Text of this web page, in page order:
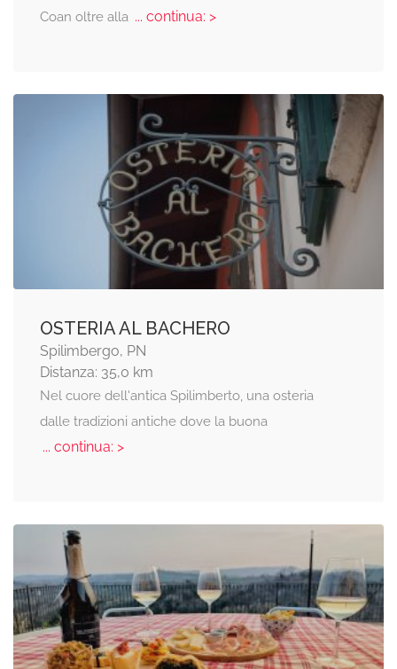
Coan oltre alla... continua: >
OSTERIA AL BACHERO
Spilimbergo, PN
Distanza: 35,0 km
Nel cuore dell'antica Spilimberto, una osteria
dalle tradizioni antiche dove la buona
... continua: >